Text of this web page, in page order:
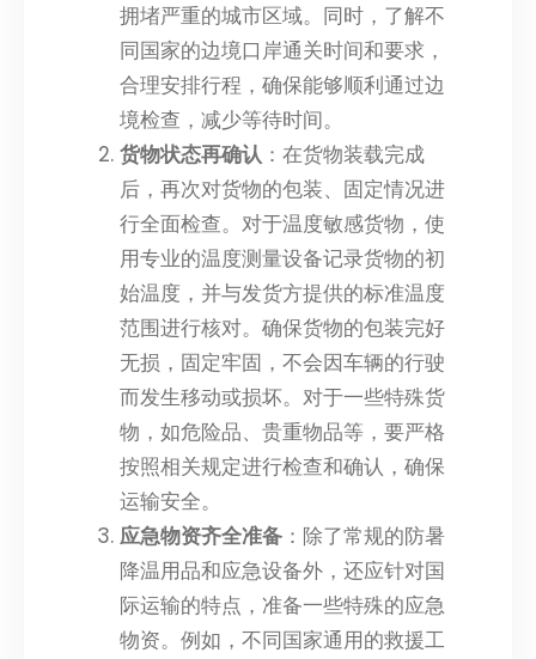
拥堵严重的城市区域。同时，了解不
同国家的边境口岸通关时间和要求，
合理安排行程，确保能够顺利通过边
境检查，减少等待时间。
货物状态再确认 ：在货物装载完成
后，再次对货物的包装、固定情况进
行全面检查。对于温度敏感货物，使
用专业的温度测量设备记录货物的初
始温度，并与发货方提供的标准温度
范围进行核对。确保货物的包装完好
无损，固定牢固，不会因车辆的行驶
而发生移动或损坏。对于一些特殊货
物，如危险品、贵重物品等，要严格
按照相关规定进行检查和确认，确保
运输安全。
应急物资齐全准备 ：除了常规的防暑
降温用品和应急设备外，还应针对国
际运输的特点，准备一些特殊的应急
物资。例如，不同国家通用的救援工